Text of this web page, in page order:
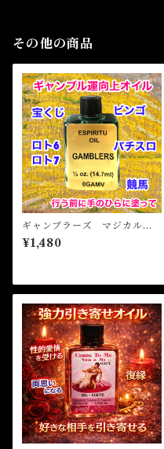
その他の商品
ギャンブラーズ マジカルオ
イル・魔女 GAMBLERS M
agical Oil
¥1,480